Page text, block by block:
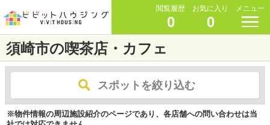
閲覧履歴
0
お気に入り
0
メニュー
須崎市の喫茶店・カフェ
スポットを絞り込む
※物件情報の周辺施設紹介のページであり、各店舗への問い合わせは当